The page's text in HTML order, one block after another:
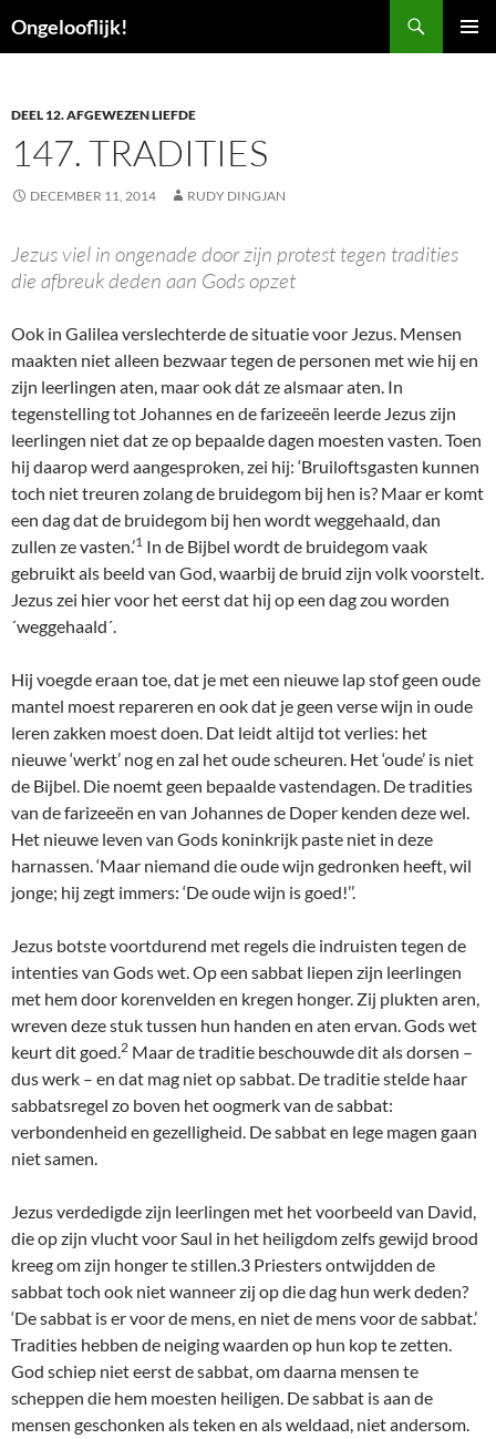
naar
Ongelooflijk!
DEEL 12. AFGEWEZEN LIEFDE
147. TRADITIES
DECEMBER 11, 2014 RUDY DINGJAN
Jezus viel in ongenade door zijn protest tegen tradities
die afbreuk deden aan Gods opzet
Ook in Galilea verslechterde de situatie voor Jezus. Mensen
maakten niet alleen bezwaar tegen de personen met wie hij en
zijn leerlingen aten, maar ook dát ze alsmaar aten. In
tegenstelling tot Johannes en de farizeeën leerde Jezus zijn
leerlingen niet dat ze op bepaalde dagen moesten vasten. Toen
hij daarop werd aangesproken, zei hij: ‘Bruiloftsgasten kunnen
toch niet treuren zolang de bruidegom bij hen is? Maar er komt
een dag dat de bruidegom bij hen wordt weggehaald, dan
zullen ze vasten.’1 In de Bijbel wordt de bruidegom vaak
gebruikt als beeld van God, waarbij de bruid zijn volk voorstelt.
Jezus zei hier voor het eerst dat hij op een dag zou worden
´weggehaald´.
Hij voegde eraan toe, dat je met een nieuwe lap stof geen oude
mantel moest repareren en ook dat je geen verse wijn in oude
leren zakken moest doen. Dat leidt altijd tot verlies: het
nieuwe ‘werkt’ nog en zal het oude scheuren. Het ‘oude’ is niet
de Bijbel. Die noemt geen bepaalde vastendagen. De tradities
van de farizeeën en van Johannes de Doper kenden deze wel.
Het nieuwe leven van Gods koninkrijk paste niet in deze
harnassen. ‘Maar niemand die oude wijn gedronken heeft, wil
jonge; hij zegt immers: ‘De oude wijn is goed!’’.
Jezus botste voortdurend met regels die indruisten tegen de
intenties van Gods wet. Op een sabbat liepen zijn leerlingen
met hem door korenvelden en kregen honger. Zij plukten aren,
wreven deze stuk tussen hun handen en aten ervan. Gods wet
keurt dit goed.2 Maar de traditie beschouwde dit als dorsen –
dus werk – en dat mag niet op sabbat. De traditie stelde haar
sabbatsregel zo boven het oogmerk van de sabbat:
verbondenheid en gezelligheid. De sabbat en lege magen gaan
niet samen.
Jezus verdedigde zijn leerlingen met het voorbeeld van David,
die op zijn vlucht voor Saul in het heiligdom zelfs gewijd brood
kreeg om zijn honger te stillen.3 Priesters ontwijdden de
sabbat toch ook niet wanneer zij op die dag hun werk deden?
‘De sabbat is er voor de mens, en niet de mens voor de sabbat.’
Tradities hebben de neiging waarden op hun kop te zetten.
God schiep niet eerst de sabbat, om daarna mensen te
scheppen die hem moesten heiligen. De sabbat is aan de
mensen geschonken als teken en als weldaad, niet andersom.